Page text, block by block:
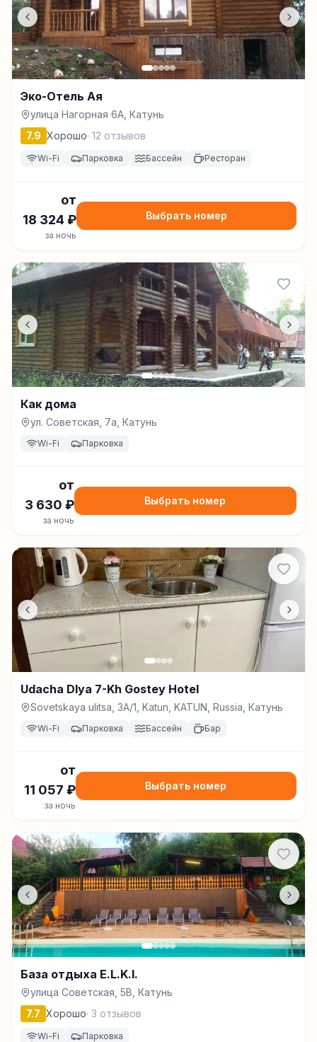
Эко-Отель Ая
улица Нагорная 6А, Катунь
7.9 Хорошо· 12 отзывов
Wi-Fi Парковка Бассейн Ресторан
от
18 324 ₽
за ночь
Выбрать номер
Как дома
ул. Советская, 7а, Катунь
Wi-Fi Парковка
от
3 630 ₽
за ночь
Выбрать номер
Udacha Dlya 7-Kh Gostey Hotel
Sovetskaya ulitsa, 3A/1, Katun, KATUN, Russia, Катунь
Wi-Fi Парковка Бассейн Бар
от
11 057 ₽
за ночь
Выбрать номер
База отдыха E.L.K.I.
улица Советская, 5В, Катунь
7.7 Хорошо· 3 отзывов
Wi-Fi Парковка